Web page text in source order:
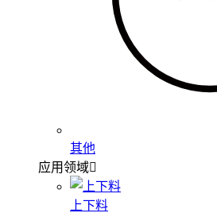
其他
应用领域
上下料